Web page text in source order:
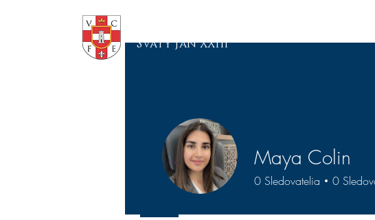
"Svätý Ján XXIII"
Maya Colin
0 Sledovatelia 0